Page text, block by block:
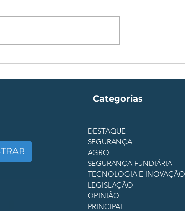
e
tecnologia avançada
Categorias
DESTAQUE
SEGURANÇA
AGRO
SEGURANÇA FUNDIÁRIA
TECNOLOGIA E INOVAÇÃO
LEGISLAÇÃO
OPINIÃO
PRINCIPAL